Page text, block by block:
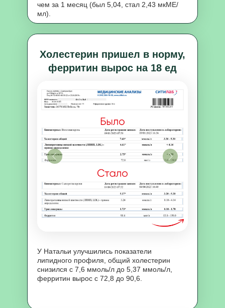
чем за 1 месяц (был 5,04, стал 2,43 мкМЕ/
мл).
У Натальи улучшились показатели
липидного профиля, общий холестерин
снизился с 7,6 ммоль/л до 5,37 ммоль/л,
ферритин вырос с 72,8 до 90,6.
Холестерин пришел в норму,
ферритин вырос на 18 ед